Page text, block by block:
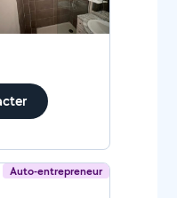
Auto-entrepreneur